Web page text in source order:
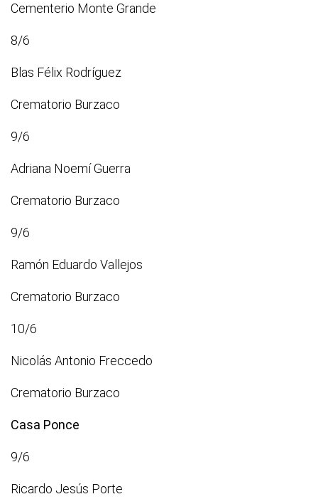
Cementerio Monte Grande
8/6
Blas Félix Rodríguez
Crematorio Burzaco
9/6
Adriana Noemí Guerra
Crematorio Burzaco
9/6
Ramón Eduardo Vallejos
Crematorio Burzaco
10/6
Nicolás Antonio Freccedo
Crematorio Burzaco
Casa Ponce
9/6
Ricardo Jesús Porte